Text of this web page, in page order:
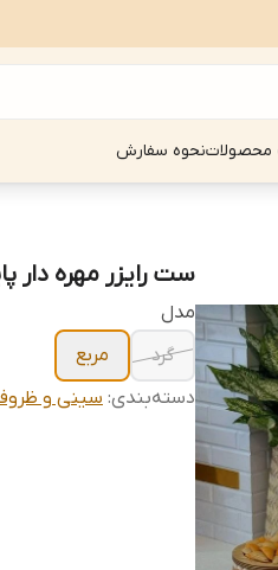
محصولاتنحوه سفارش
ست رایزر مهره دار
مدل
گرد
مربع
دسته‌بندی: سینی و